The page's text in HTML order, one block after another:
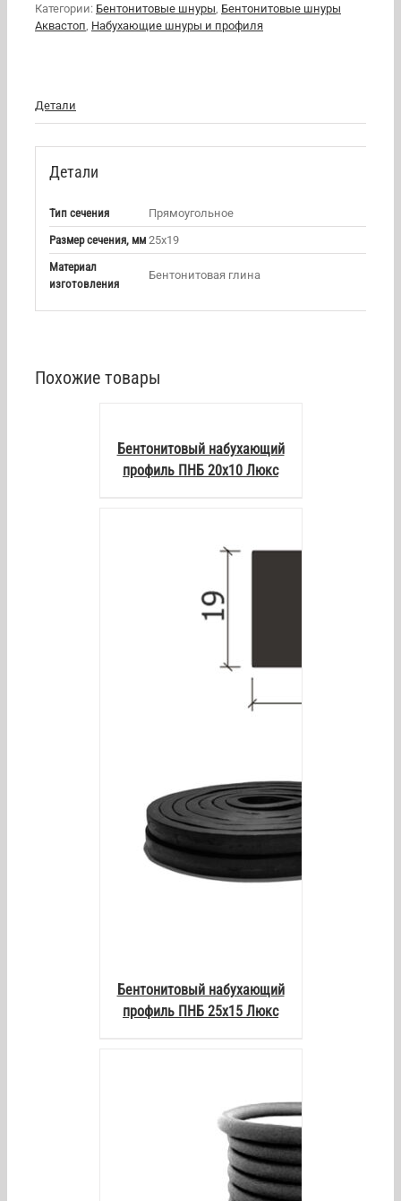
Категории: Бентонитовые шнуры Бентонитовые шнуры
Аквастоп Набухающие шнуры и профиля
Детали
Детали
Тип сечения
Прямоугольное
Размер сечения, мм 25х19
Материал
изготовления
Бентонитовая глина
Похожие товары
Бентонитовый набухающий
профиль ПНБ 20х10 Люкс
Бентонитовый набухающий
профиль ПНБ 25х15 Люкс